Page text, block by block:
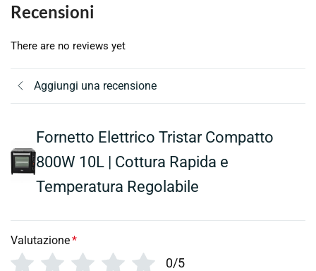
Recensioni
There are no reviews yet
Aggiungi una recensione
Fornetto Elettrico Tristar Compatto
800W 10L | Cottura Rapida e
Temperatura Regolabile
Valutazione*
0/5